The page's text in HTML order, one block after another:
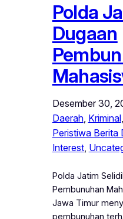
Polda
Dugaan
Desember 30,
Daerah, Kriminal,
Peristiwa Berita
Interest,
Polda Jatim
Pembunuhan
Jawa Timur
pembunuhan